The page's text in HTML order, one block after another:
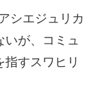
シエジュリカ
いが、コミュ
すスワヒリ